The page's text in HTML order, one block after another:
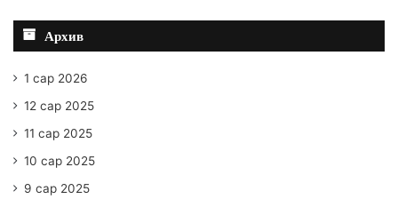
Архив
1 сар 2026
12 сар 2025
11 сар 2025
10 сар 2025
9 сар 2025